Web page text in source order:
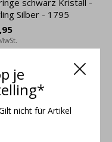
je
nicht für Artikel
Silber - 1795